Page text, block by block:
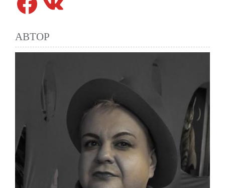
АВТОР